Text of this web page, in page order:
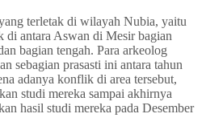
terletak di wilayah Nubia, yaitu
di antara Aswan di Mesir bagian
bagian tengah. Para arkeolog
sebagian prasasti ini antara tahun
adanya konflik di area tersebut,
studi mereka sampai akhirnya
hasil studi mereka pada Desember